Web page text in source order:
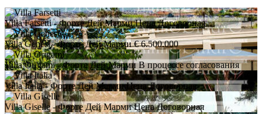
Villa Farsetti- Форте Дей Марми Цена Договорная
Villa Genesi- Форте Дей Марми € 6.500.000
Villa Origami- Форте Дей Марми В процессе согласования
Villa Italia- Форте Дей Марми Цена Договорная
Villa Giselle- Форте Дей Марми Цена Договорная